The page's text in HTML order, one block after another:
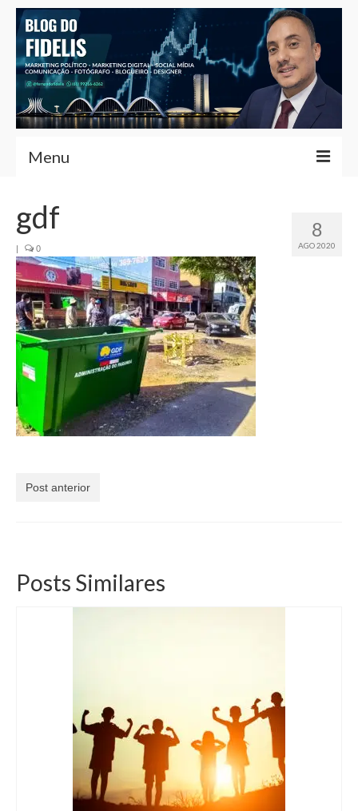
Menu
Fernando Fidelis
Café com Fidelis
Notícias Brasília
Contato
Currículo
8
AGO 2020
gdf
| 0
Post anterior
Posts Similares